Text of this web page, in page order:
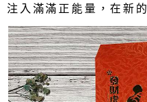
注入滿滿正能量，在新